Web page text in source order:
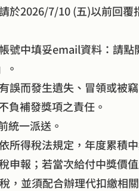
於2026/7/10 (五)以前回覆
號中填妥email資料：請點
。
誤而發生遺失、冒領或被
負補發獎項之責任。
統一派送。
所得稅法規定，年度累積
申報；若當次給付中獎價
，並須配合辦理代扣繳相